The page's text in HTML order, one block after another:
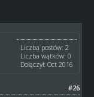
Liczba postów: 2
Liczba wątków: 0
Dołączył: Oct 2016
#26